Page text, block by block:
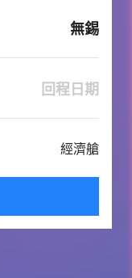
無錫
回程日期
經濟艙